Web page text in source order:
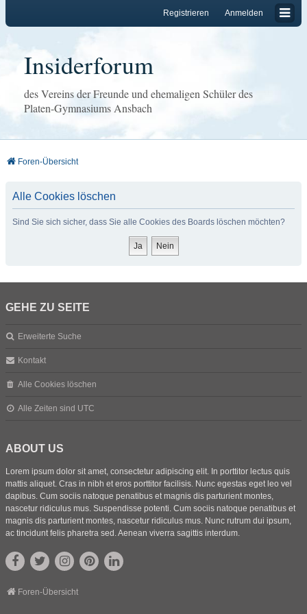
Anmelden
Registrieren
Insiderforum
des Vereins der Freunde und ehemaligen Schüler des
Platen-Gymnasiums Ansbach
Foren-Übersicht
Alle Cookies löschen
Sind Sie sich sicher, dass Sie alle Cookies des Boards löschen möchten?
GEHE ZU SEITE
Erweiterte Suche
Kontakt
Alle Cookies löschen
Alle Zeiten sind UTC
ABOUT US
Lorem ipsum dolor sit amet, consectetur adipiscing elit. In porttitor lectus quis
mattis aliquet. Cras in nibh et eros porttitor facilisis. Nunc egestas eget leo vel
dapibus. Cum sociis natoque penatibus et magnis dis parturient montes,
nascetur ridiculus mus. Suspendisse potenti. Cum sociis natoque penatibus et
magnis dis parturient montes, nascetur ridiculus mus. Nunc rutrum dui ipsum,
ac tincidunt felis pharetra sed. Aenean viverra sagittis interdum.
Foren-Übersicht